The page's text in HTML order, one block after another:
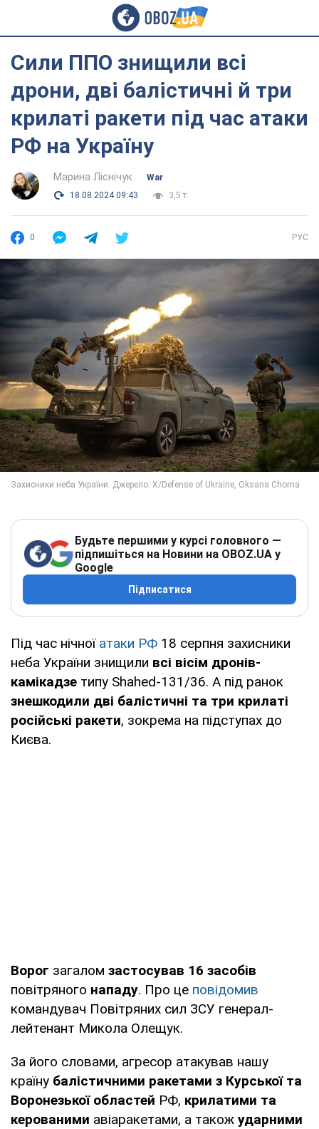
Сили ППО знищили всі
дрони, дві балістичні й три
крилаті ракети під час атаки
РФ на Україну
Марина Ліснічук
War
18.08.2024 09:43
3,5 т.
0 РУС
Будьте першими у курсі головного —
підпишіться на Новини на OBOZ.UA у
Google
Підписатися
Під час нічної атаки РФ 18 серпня захисники
неба України знищили всі вісім дронів-
камікадзе типу Shahed-131/36. А під ранок
знешкодили дві балістичні та три крилаті
російські ракети, зокрема на підступах до
Києва.
Ворог загалом застосував 16 засобів
повітряного нападу. Про це повідомив
командувач Повітряних сил ЗСУ генерал-
лейтенант Микола Олещук.
За його словами, агресор атакував нашу
країну балістичними ракетами з Курської та
Воронезької областей РФ, крилатими та
керованими авіаракетами, а також ударними